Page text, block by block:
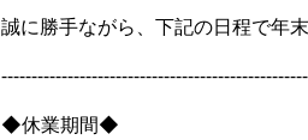
誠に勝手ながら、下記の日程で年
---------------------------------------------------
◆休業期間◆